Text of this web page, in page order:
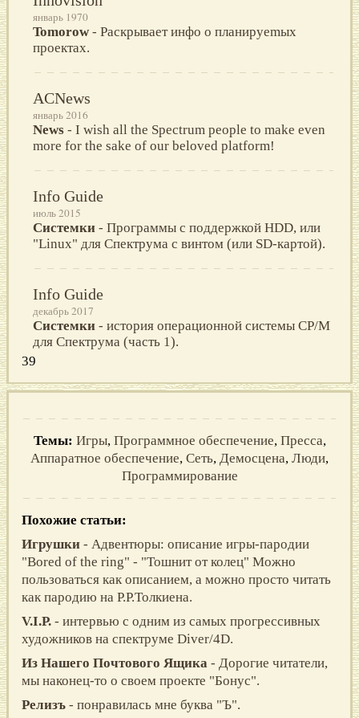
январь 1970
Tomorow - Раскрывает инфo o планируеmых
прoектах.
ACNews
январь 2016
News - I wish all the Spectrum people to make even
more for the sake of our beloved platform!
Info Guide
июль 2015
Системки - Программы с поддержкой HDD, или
"Linux" для Спектрума с винтом (или SD-картой).
Info Guide
декабрь 2017
Системки - история операционной системы CP/M
для Спектрума (часть 1).
39
Темы: Игры, Программное обеспечение, Пресса,
Аппаратное обеспечение, Сеть, Демосцена, Люди,
Программирование
Похожие статьи:
Игрушки - Адвентюры: описание игры-пародии
"Bored of the ring" - "Тошнит от колец" Можно
пользоваться как описанием, а можно просто читать
как пародию на Р.Р.Толкиена.
V.I.P. - интервью с одним из самых прогрессивных
художников на спектруме Diver/4D.
Из Нашего Почтового Ящика - Дорогие читатели,
мы наконец-то о своем проекте "Бонус".
Релизъ - понравилась мне буква "Ъ".